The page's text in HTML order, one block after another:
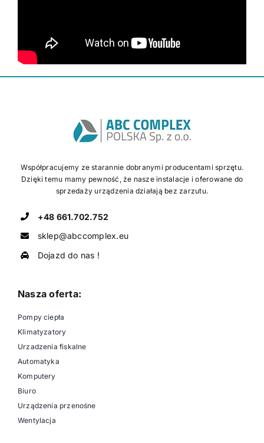
Współpracujemy ze starannie dobranymi producentami sprzętu.
Dzięki temu mamy pewność, że nasze instalacje i oferowane do
sprzedaży urządzenia działają bez zarzutu.
+48 661.702.752
sklep@abccomplex.eu
Dojazd do nas !
Nasza oferta:
Pompy ciepła
Klimatyzatory
Urzadzenia fiskalne
Automatyka
Komputery
Biuro
Urządzenia przenośne
Wentylacja